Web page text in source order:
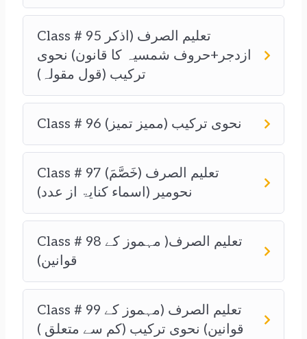
Class # 95 تعلیم الصرف (اذکر
ازدجر+حروف شمسیہ کا قانون) نحوی
ترکیب (قول مقولہ)
Class # 96 نحوی ترکیب (ممیز تمیز)
Class # 97 تعلیم الصرف (خَصَّمَ)
نحومیر (اسماء کنایۃ از عدد)
Class # 98 تعلیم الصرف( مہموز کے
قوانین)
Class # 99 تعلیم الصرف (مہموز کے
قوانین) نحوی ترکیب (کم سے متعلق )